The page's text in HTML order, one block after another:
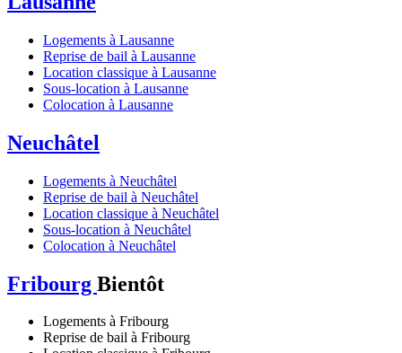
Logements à Lausanne
Reprise de bail à Lausanne
Location classique à Lausanne
Sous-location à Lausanne
Colocation à Lausanne
Neuchâtel
Logements à Neuchâtel
Reprise de bail à Neuchâtel
Location classique à Neuchâtel
Sous-location à Neuchâtel
Colocation à Neuchâtel
Fribourg Bientôt
Logements à Fribourg
Reprise de bail à Fribourg